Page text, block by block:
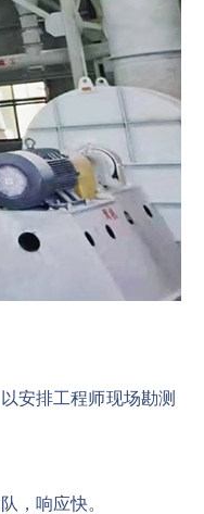
安排工程师现场勘测
，响应快。